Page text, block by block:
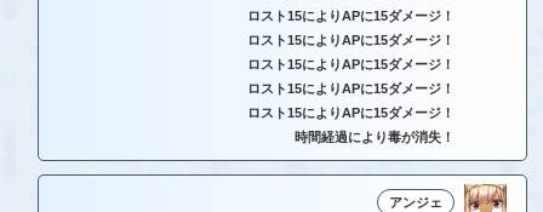
ロスト15によりAPに15ダメージ！
ロスト15によりAPに15ダメージ！
ロスト15によりAPに15ダメージ！
ロスト15によりAPに15ダメージ！
ロスト15によりAPに15ダメージ！
時間経過により毒が消失！
アンジェ